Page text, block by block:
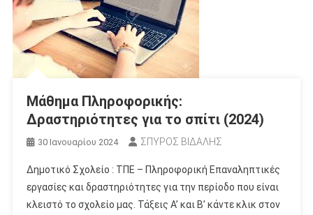
Μάθημα Πληροφορικής:
Δραστηριότητες για το σπίτι (2024)
30 Ιανουαρίου 2024 ΣΠΥΡΟΣ ΒΙΔΑΛΗΣ
Δημοτικό Σχολείο : ΤΠΕ – Πληροφορική Επαναληπτικές
εργασίες και δραστηριότητες για την περίοδο που είναι
κλειστό το σχολείο μας. Τάξεις Α’ και Β’ κάντε κλικ στον